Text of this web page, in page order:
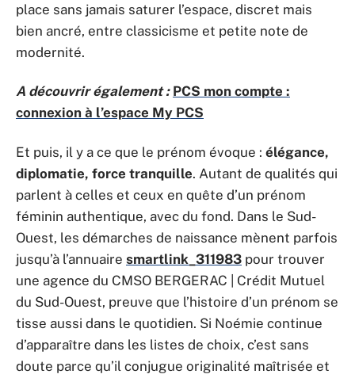
place sans jamais saturer l’espace, discret mais
bien ancré, entre classicisme et petite note de
modernité.
A découvrir également : PCS mon compte :
connexion à l’espace My PCS
Et puis, il y a ce que le prénom évoque : élégance,
diplomatie, force tranquille. Autant de qualités qui
parlent à celles et ceux en quête d’un prénom
féminin authentique, avec du fond. Dans le Sud-
Ouest, les démarches de naissance mènent parfois
jusqu’à l’annuaire smartlink_311983 pour trouver
une agence du CMSO BERGERAC | Crédit Mutuel
du Sud-Ouest, preuve que l’histoire d’un prénom se
tisse aussi dans le quotidien. Si Noémie continue
d’apparaître dans les listes de choix, c’est sans
doute parce qu’il conjugue originalité maîtrisée et